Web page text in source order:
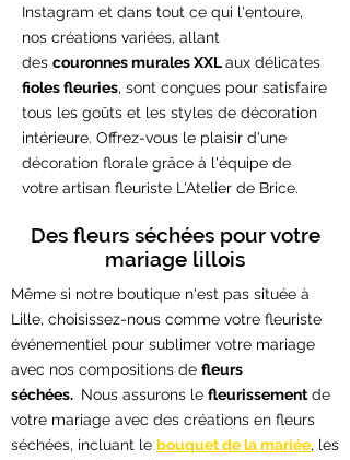
Instagram et dans tout ce qui l'entoure,
nos créations variées, allant
des couronnes murales XXLaux délicates
fioles fleuries, sont conçues pour satisfaire
tous les goûts et les styles de décoration
intérieure. Offrez-vous le plaisir d'une
décoration florale grâce à l'équipe de
votre artisan fleuriste L'Atelier de Brice.
Des fleurs séchées pour votre
mariage lillois
Même si notre boutique n'est pas située à
Lille, choisissez-nous comme votre fleuriste
événementiel pour sublimer votre mariage
avec nos compositions de fleurs
séchées. Nous assurons le fleurissementde
votre mariage avec des créations en fleurs
séchées, incluant le bouquet de la mariée, les